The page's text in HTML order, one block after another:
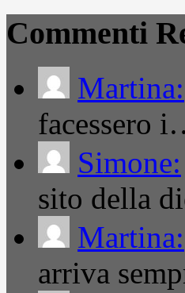
Commenti
Martina:
facessero
Simone:
sito della
Martina:
arriva